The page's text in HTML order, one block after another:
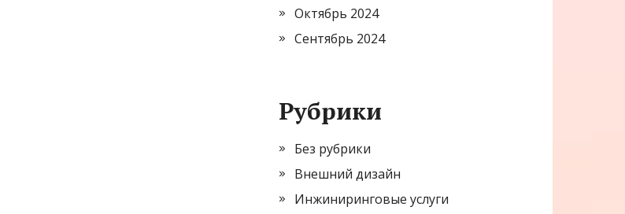
Октябрь 2024
Сентябрь 2024
Рубрики
Без рубрики
Внешний дизайн
Инжиниринговые услуги